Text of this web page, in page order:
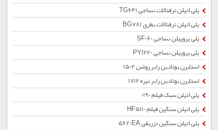
پلی اتیلن ترفتالات نساجی TG641
پلی اتیلن ترفتالات بطری BG781
پلی پروپیلن نساجی SF060
پلی پروپیلن نساجی PYI220
استایرن بوتادین رابر روشن 1502
استایرن بوتادین رابر تیره 1712
پلی اتیلن سبک فیلم 0190
پلی اتیلن سنگین فیلم HF5110
پلی اتیلن سنگین تزریقی 5620EA